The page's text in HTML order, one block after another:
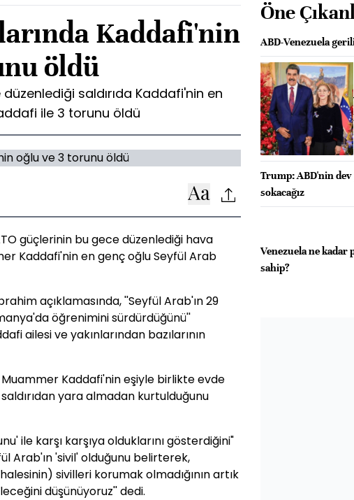
Kaddafi'nin
öldü
saldırıda Kaddafi'nin en
ile 3 torunu öldü
güçlerinin bu gece düzenlediği hava
Kaddafi'nin en genç oğlu Seyfül Arab
açıklamasında, ''Seyfül Arab'ın 29
öğrenimini sürdürdüğünü''
ailesi ve yakınlarından bazılarının
Muammer Kaddafi'nin eşiyle birlikte evde
yara almadan kurtulduğunu
ile karşı karşıya olduklarını gösterdiğini"
Arab'ın 'sivil' olduğunu belirterek,
sivilleri korumak olmadığının artık
düşünüyoruz'' dedi.
Öne
ABD-Venezuela
Trump: ABD'nin
sokacağız
Venezuela ne
sahip?